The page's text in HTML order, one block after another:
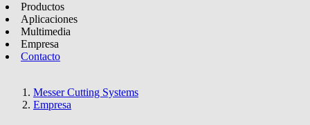
Productos
Aplicaciones
Multimedia
Empresa
Contacto
Messer Cutting Systems
Empresa